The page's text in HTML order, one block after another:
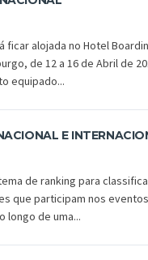
ficar alojada no Hotel
de 12 a 16 de Abril de
equipado...
E
de ranking para
que participam nos
longo de uma...